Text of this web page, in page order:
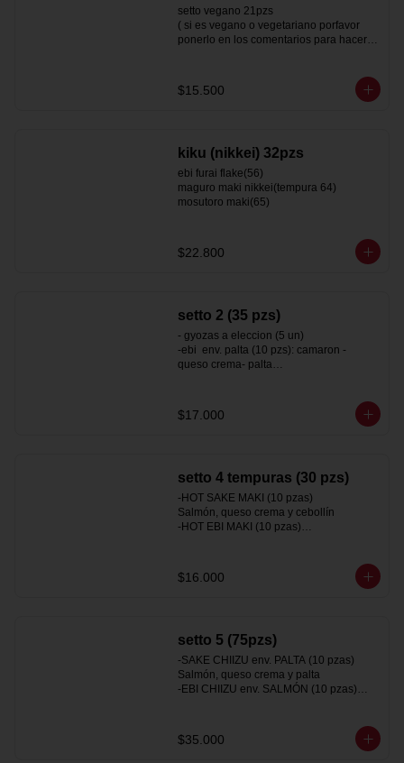
setto vegano 21pzs
( si es vegano o vegetariano porfavor
ponerlo en los comentarios para hacerle
gyoza de verdura (5 un)
hot vegan panko (53)
$15.500
kiku (nikkei) 32pzs
ebi furai flake(56)
maguro maki nikkei(tempura 64)
mosutoro maki(65)
$22.800
setto 2 (35 pzs)
- gyozas a eleccion (5 un)
-ebi  env. palta (10 pzs): camaron -
queso crema- palta
-hot tori maki  (10 pzs): pollo- queso
crema - ciboulette ( roll frito)
$17.000
setto 4 tempuras (30 pzs)
-HOT SAKE MAKI (10 pzas)
Salmón, queso crema y cebollín
-HOT EBI MAKI (10 pzas)
Pollo, queso crema y ciboulette
$16.000
setto 5 (75pzs)
-SAKE CHIIZU env. PALTA (10 pzas)
Salmón, queso crema y palta
-EBI CHIIZU env. SALMÓN (10 pzas)
Salmón, camarón y palta
-TORI CALIFORNIA env. Sésamo (10
$35.000